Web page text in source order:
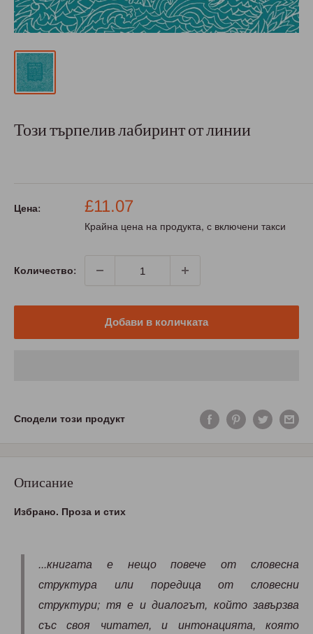
Този търпелив лабиринт от линии
Цена:
Промо
цена
£11.07
Крайна цена на продукта, с включени такси
Количество:
Добави в количката
Сподели този продукт
Описание
Избрано. Проза и стих
...книгата е нещо повече от словесна
структура или поредица от словесни
структури; тя е и диалогът, който завързва
със своя читател, и интонацията, която